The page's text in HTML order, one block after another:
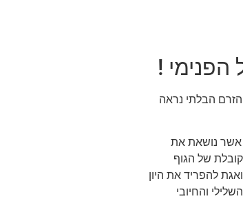
!
הבלתי נראה
אשר נושאת את
של הגוף
להפריד את היון
והחיובי